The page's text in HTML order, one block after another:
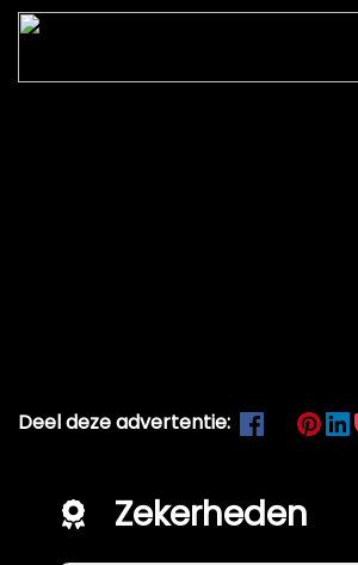
Deel deze advertentie:
Zekerheden